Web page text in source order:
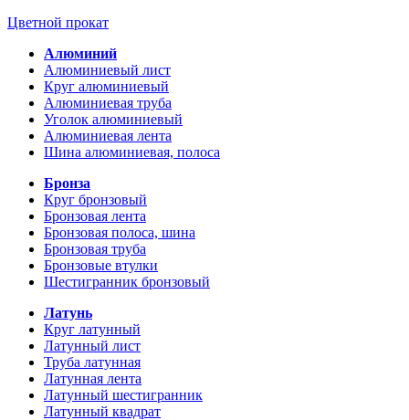
Цветной прокат
Алюминий
Алюминиевый лист
Круг алюминиевый
Алюминиевая труба
Уголок алюминиевый
Алюминиевая лента
Шина алюминиевая, полоса
Бронза
Круг бронзовый
Бронзовая лента
Бронзовая полоса, шина
Бронзовая труба
Бронзовые втулки
Шестигранник бронзовый
Латунь
Круг латунный
Латунный лист
Труба латунная
Латунная лента
Латунный шестигранник
Латунный квадрат